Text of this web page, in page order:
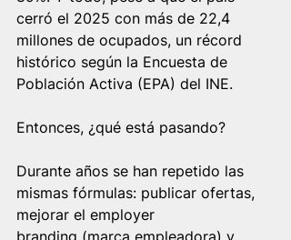
cerró el 2025 con más de 22,4
millones de ocupados, un récord
histórico según la Encuesta de
Población Activa (EPA) del INE.
Entonces, ¿qué está pasando?
Durante años se han repetido las
mismas fórmulas: publicar ofertas,
mejorar el employer
branding (marca empleadora) y